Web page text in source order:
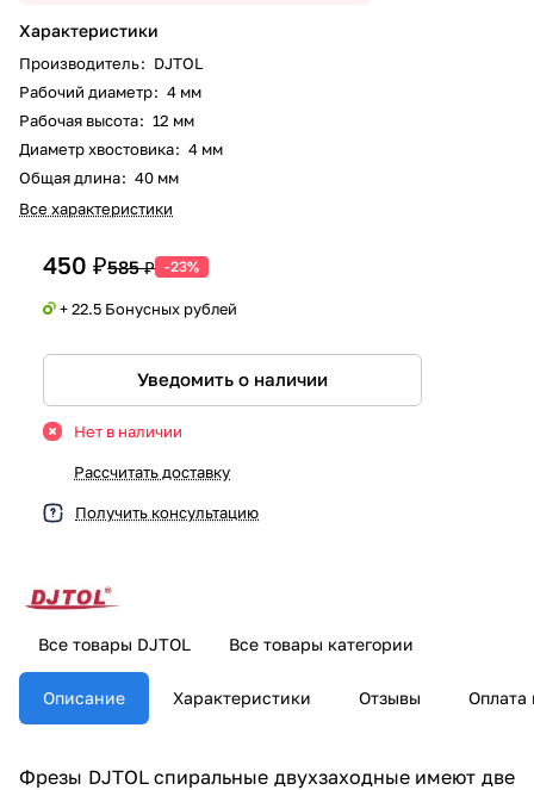
Характеристики
Производитель: DJTOL
Рабочий диаметр: 4 мм
Рабочая высота: 12 мм
Диаметр хвостовика: 4 мм
Общая длина: 40 мм
Все характеристики
450 ₽585 ₽ -23%
+ 22.5 Бонусных рублей
Уведомить о наличии
Нет в наличии
Рассчитать доставку
Получить консультацию
Все товары DJTOL Все товары категории
Описание Характеристики Отзывы Оплата
Фрезы DJTOL спиральные двухзаходные имеют две